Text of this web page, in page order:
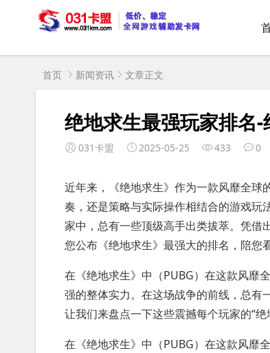
首页 新闻资讯 文章正文
绝地求生最强玩家排名
031卡盟 2025-05-25 433 0
近年来，《绝地求生》作为一款风靡全球
奏，还是策略与实际操作相结合的游戏玩
家中，总有一些顶级高手出类拔萃。凭借
您公布《绝地求生》最强大的排名，陪您
在《绝地求生》中（PUBG）在这款风靡
强的整体实力。在这场战争的前线，总有
让我们来盘点一下这些震撼每个玩家的“
在《绝地求生》中（PUBG）在这款风靡